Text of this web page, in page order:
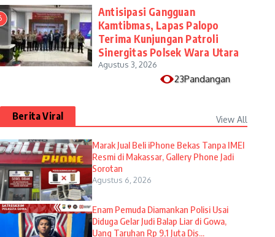
Antisipasi Gangguan
Kamtibmas, Lapas Palopo
Terima Kunjungan Patroli
Sinergitas Polsek Wara Utara
Agustus 3, 2026
23Pandangan
Berita Viral View All
​Marak Jual Beli iPhone Bekas Tanpa IMEI
Resmi di Makassar, Gallery Phone Jadi
Sorotan
Agustus 6, 2026
Enam Pemuda Diamankan Polisi Usai
Diduga Gelar Judi Balap Liar di Gowa,
Uang Taruhan Rp 9,1 Juta Dis...